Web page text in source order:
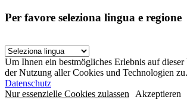
Per favore seleziona lingua e regione
Um Ihnen ein bestmögliches Erlebnis auf
der Nutzung aller Cookies und Technologien
Datenschutz
Nur essenzielle Cookies zulassen Akzeptieren